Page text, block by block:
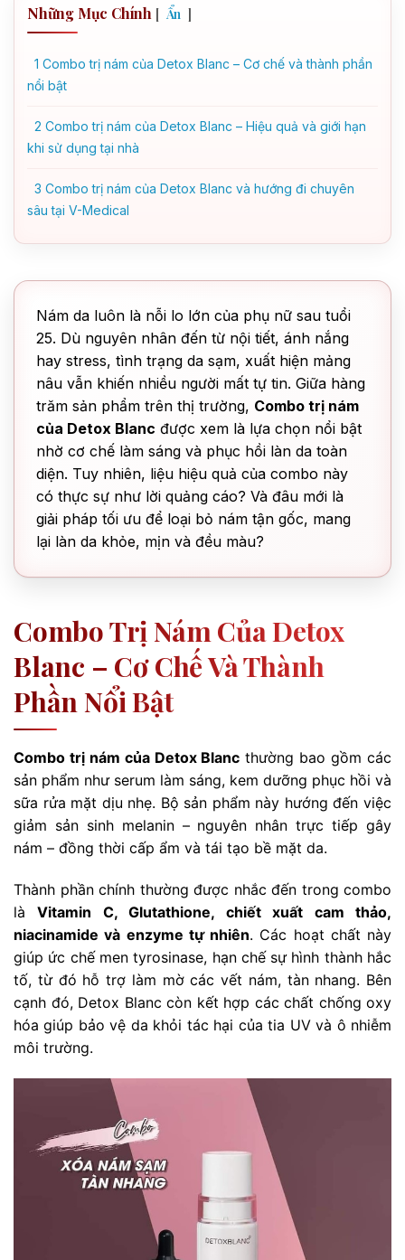
Những Mục Chính [ Ẩn ]
1 Combo trị nám của Detox Blanc – Cơ chế và thành phần
nổi bật
2 Combo trị nám của Detox Blanc – Hiệu quả và giới hạn
khi sử dụng tại nhà
3 Combo trị nám của Detox Blanc và hướng đi chuyên
sâu tại V-Medical
Nám da luôn là nỗi lo lớn của phụ nữ sau tuổi
25. Dù nguyên nhân đến từ nội tiết, ánh nắng
hay stress, tình trạng da sạm, xuất hiện mảng
nâu vẫn khiến nhiều người mất tự tin. Giữa hàng
trăm sản phẩm trên thị trường, Combo trị nám
của Detox Blanc được xem là lựa chọn nổi bật
nhờ cơ chế làm sáng và phục hồi làn da toàn
diện. Tuy nhiên, liệu hiệu quả của combo này
có thực sự như lời quảng cáo? Và đâu mới là
giải pháp tối ưu để loại bỏ nám tận gốc, mang
lại làn da khỏe, mịn và đều màu?
Combo Trị Nám Của Detox
Blanc – Cơ Chế Và Thành
Phần Nổi Bật
Combo trị nám của Detox Blanc thường bao gồm các
sản phẩm như serum làm sáng, kem dưỡng phục hồi và
sữa rửa mặt dịu nhẹ. Bộ sản phẩm này hướng đến việc
giảm sản sinh melanin – nguyên nhân trực tiếp gây
nám – đồng thời cấp ẩm và tái tạo bề mặt da.
Thành phần chính thường được nhắc đến trong combo
làVitamin C, Glutathione, chiết xuất cam thảo,
niacinamide và enzyme tự nhiên. Các hoạt chất này
giúp ức chế men tyrosinase, hạn chế sự hình thành hắc
tố, từ đó hỗ trợ làm mờ các vết nám, tàn nhang. Bên
cạnh đó, Detox Blanc còn kết hợp các chất chống oxy
hóa giúp bảo vệ da khỏi tác hại của tia UV và ô nhiễm
môi trường.